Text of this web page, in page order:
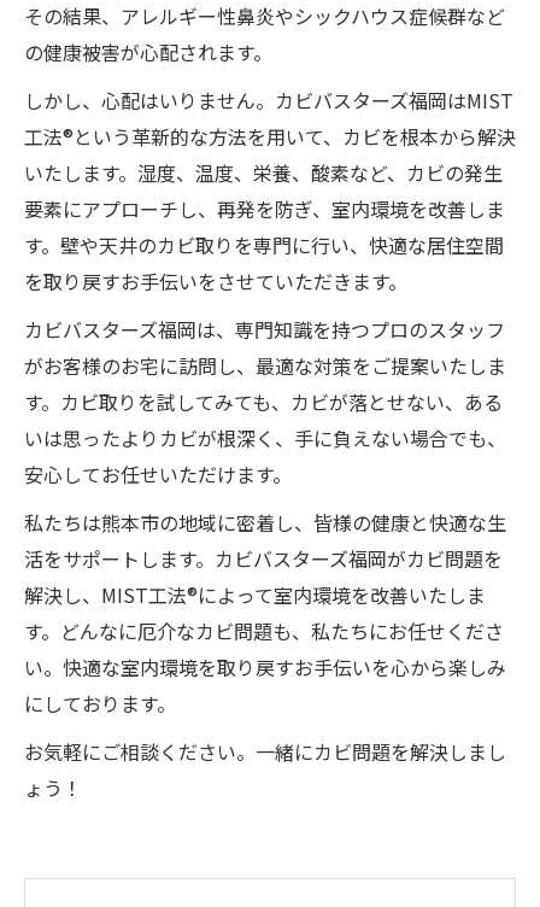
その結果、アレルギー性鼻炎やシックハウス症候群など
の健康被害が心配されます。
しかし、心配はいりません。カビバスターズ福岡はMIST
工法®という革新的な方法を用いて、カビを根本から解決
いたします。湿度、温度、栄養、酸素など、カビの発生
要素にアプローチし、再発を防ぎ、室内環境を改善しま
す。壁や天井のカビ取りを専門に行い、快適な居住空間
を取り戻すお手伝いをさせていただきます。
カビバスターズ福岡は、専門知識を持つプロのスタッフ
がお客様のお宅に訪問し、最適な対策をご提案いたしま
す。カビ取りを試してみても、カビが落とせない、ある
いは思ったよりカビが根深く、手に負えない場合でも、
安心してお任せいただけます。
私たちは熊本市の地域に密着し、皆様の健康と快適な生
活をサポートします。カビバスターズ福岡がカビ問題を
解決し、MIST工法®によって室内環境を改善いたしま
す。どんなに厄介なカビ問題も、私たちにお任せくださ
い。快適な室内環境を取り戻すお手伝いを心から楽しみ
にしております。
お気軽にご相談ください。一緒にカビ問題を解決しまし
ょう！